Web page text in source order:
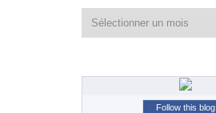
Follow this blog